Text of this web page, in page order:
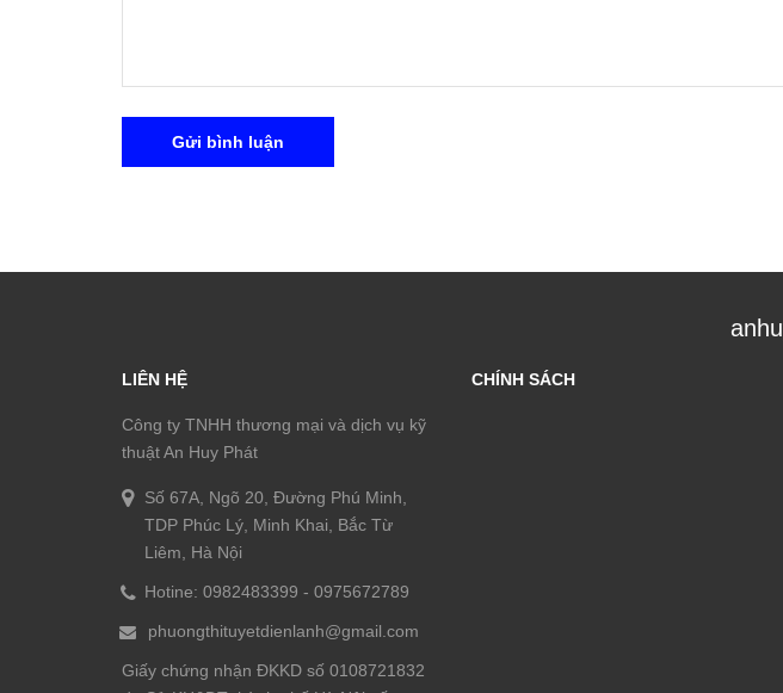
Gửi bình luận
LIÊN HỆ
Công ty TNHH thương mại và dịch vụ kỹ
thuật An Huy Phát
Số 67A, Ngõ 20, Đường Phú Minh,
TDP Phúc Lý, Minh Khai, Bắc Từ
Liêm, Hà Nội
Hotine: 0982483399 - 0975672789
phuongthituyetdienlanh@gmail.com
Giấy chứng nhận ĐKKD số 0108721832
CHÍNH SÁCH